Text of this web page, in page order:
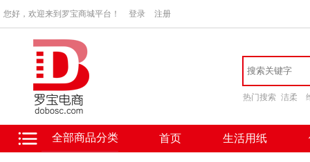
您好，欢迎来到罗宝商城平台！ 登录 注册
热门搜索 洁柔
全部商品分类 首页 生活用纸